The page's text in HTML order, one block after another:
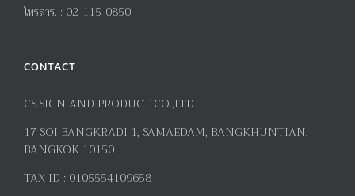
โทรสาร. : 02-115-0850
CONTACT
CS.SIGN AND PRODUCT CO.,LTD.
17 SOI BANGKRADI 1, SAMAEDAM, BANGKHUNTIAN,
BANGKOK 10150
TAX ID : 0105554109658